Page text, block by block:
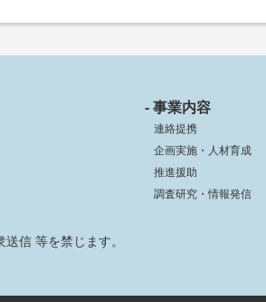
信 等を禁じます。
- 事業内容
連絡提携
企画実施・人材育成
推進援助
調査研究・情報発信